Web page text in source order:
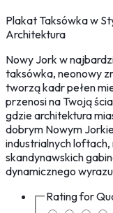
Plakat Taksówka w
Architektura
Nowy Jork w
taksówka, neonowy
tworzą kadr pełen
przenosi na Twoją
gdzie architektura
dobrym Nowym
industrialnych
skandynawskich
dynamicznego
Rating for